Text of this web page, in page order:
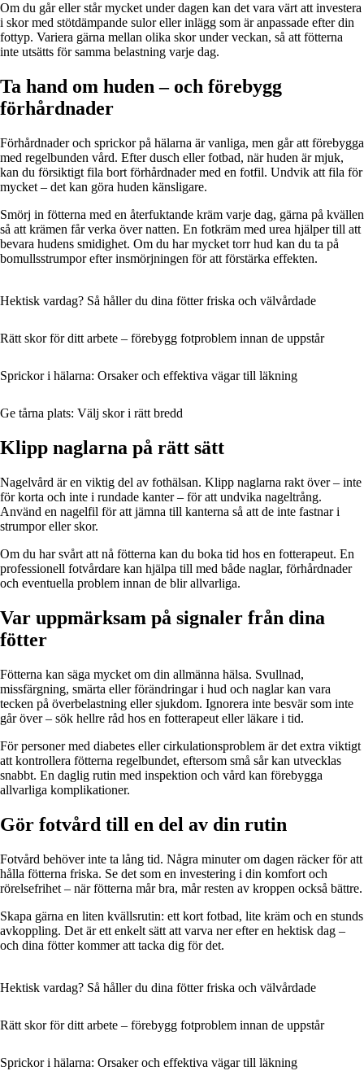
Om du går eller står mycket under dagen kan det vara värt att investera
i skor med stötdämpande sulor eller inlägg som är anpassade efter din
fottyp. Variera gärna mellan olika skor under veckan, så att fötterna
inte utsätts för samma belastning varje dag.
Ta hand om huden – och förebygg
förhårdnader
Förhårdnader och sprickor på hälarna är vanliga, men går att förebygga
med regelbunden vård. Efter dusch eller fotbad, när huden är mjuk,
kan du försiktigt fila bort förhårdnader med en fotfil. Undvik att fila för
mycket – det kan göra huden känsligare.
Smörj in fötterna med en återfuktande kräm varje dag, gärna på kvällen
så att krämen får verka över natten. En fotkräm med urea hjälper till att
bevara hudens smidighet. Om du har mycket torr hud kan du ta på
bomullsstrumpor efter insmörjningen för att förstärka effekten.
Hektisk vardag? Så håller du dina fötter friska och välvårdade
Rätt skor för ditt arbete – förebygg fotproblem innan de uppstår
Sprickor i hälarna: Orsaker och effektiva vägar till läkning
Ge tårna plats: Välj skor i rätt bredd
Klipp naglarna på rätt sätt
Nagelvård är en viktig del av fothälsan. Klipp naglarna rakt över – inte
för korta och inte i rundade kanter – för att undvika nageltrång.
Använd en nagelfil för att jämna till kanterna så att de inte fastnar i
strumpor eller skor.
Om du har svårt att nå fötterna kan du boka tid hos en fotterapeut. En
professionell fotvårdare kan hjälpa till med både naglar, förhårdnader
och eventuella problem innan de blir allvarliga.
Var uppmärksam på signaler från dina
fötter
Fötterna kan säga mycket om din allmänna hälsa. Svullnad,
missfärgning, smärta eller förändringar i hud och naglar kan vara
tecken på överbelastning eller sjukdom. Ignorera inte besvär som inte
går över – sök hellre råd hos en fotterapeut eller läkare i tid.
För personer med diabetes eller cirkulationsproblem är det extra viktigt
att kontrollera fötterna regelbundet, eftersom små sår kan utvecklas
snabbt. En daglig rutin med inspektion och vård kan förebygga
allvarliga komplikationer.
Gör fotvård till en del av din rutin
Fotvård behöver inte ta lång tid. Några minuter om dagen räcker för att
hålla fötterna friska. Se det som en investering i din komfort och
rörelsefrihet – när fötterna mår bra, mår resten av kroppen också bättre.
Skapa gärna en liten kvällsrutin: ett kort fotbad, lite kräm och en stunds
avkoppling. Det är ett enkelt sätt att varva ner efter en hektisk dag –
och dina fötter kommer att tacka dig för det.
Hektisk vardag? Så håller du dina fötter friska och välvårdade
Rätt skor för ditt arbete – förebygg fotproblem innan de uppstår
Sprickor i hälarna: Orsaker och effektiva vägar till läkning